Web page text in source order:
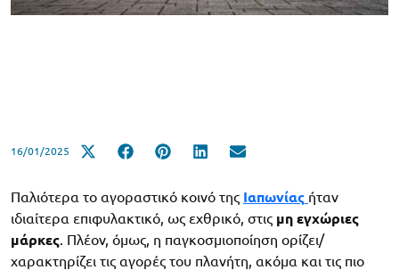
16/01/2025
Παλιότερα το αγοραστικό κοινό της Ιαπωνίας ήταν
ιδιαίτερα επιφυλακτικό, ως εχθρικό, στις μη εγχώριες
μάρκες. Πλέον, όμως, η παγκοσμιοποίηση ορίζει/
χαρακτηρίζει τις αγορές του πλανήτη, ακόμα και τις πιο